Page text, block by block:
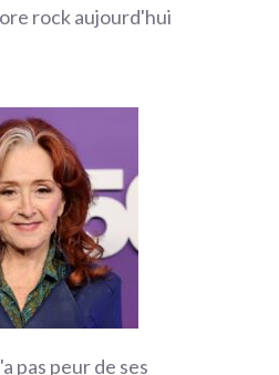
rock aujourd'hui
pas peur de ses